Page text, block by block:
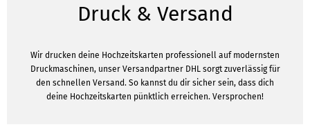
Druck & Versand
Wir drucken deine Hochzeitskarten professionell auf modernsten
Druckmaschinen, unser Versandpartner DHL sorgt zuverlässig für
den schnellen Versand. So kannst du dir sicher sein, dass dich
deine Hochzeitskarten pünktlich erreichen. Versprochen!